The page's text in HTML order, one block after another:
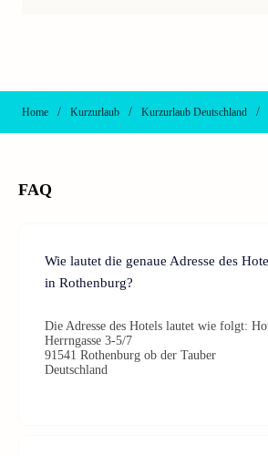
Home / Kurzurlaub / Kurzurlaub Deutschland /
FAQ
Wie lautet die genaue Adresse des
in Rothenburg?
Die Adresse des Hotels lautet wie folgt:
Herrngasse 3-5/7
91541 Rothenburg ob der Tauber
Deutschland